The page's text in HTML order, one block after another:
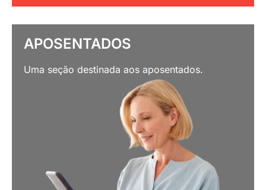
APOSENTADOS
Uma seção destinada aos aposentados.